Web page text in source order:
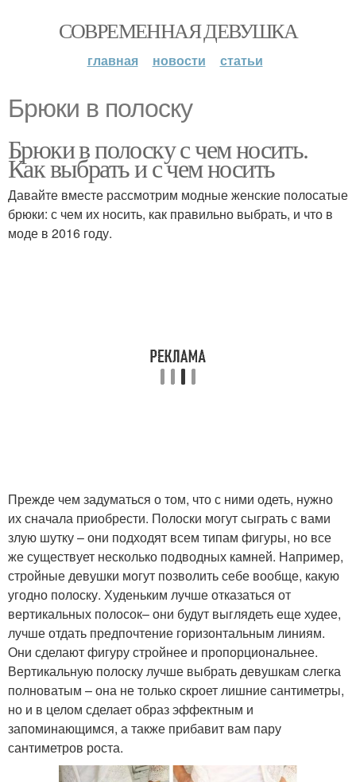
СОВРЕМЕННАЯ ДЕВУШКА
главная новости статьи
Брюки в полоску
Брюки в полоску с чем носить.
Как выбрать и с чем носить
Давайте вместе рассмотрим модные женские полосатые
брюки: с чем их носить, как правильно выбрать, и что в
моде в 2016 году.
Прежде чем задуматься о том, что с ними одеть, нужно
их сначала приобрести. Полоски могут сыграть с вами
злую шутку – они подходят всем типам фигуры, но все
же существует несколько подводных камней. Например,
стройные девушки могут позволить себе вообще, какую
угодно полоску. Худеньким лучше отказаться от
вертикальных полосок– они будут выглядеть еще худее,
лучше отдать предпочтение горизонтальным линиям.
Они сделают фигуру стройнее и пропорциональнее.
Вертикальную полоску лучше выбрать девушкам слегка
полноватым – она не только скроет лишние сантиметры,
но и в целом сделает образ эффектным и
запоминающимся, а также прибавит вам пару
сантиметров роста.